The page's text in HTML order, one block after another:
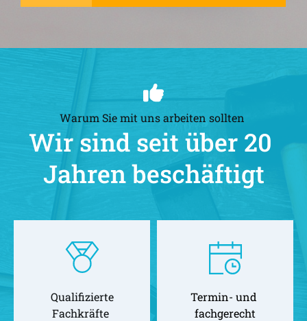
Warum Sie mit uns arbeiten sollten
Wir sind seit über 20
Jahren beschäftigt
Qualifizierte
Fachkräfte
Termin- und
fachgerecht